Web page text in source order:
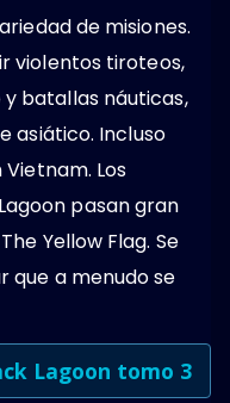
de misiones.
violentos tiroteos,
batallas náuticas,
asiático. Incluso
Los
pasan gran
Yellow Flag. Se
que a menudo se
Lagoon tomo 3